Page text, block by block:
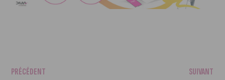
PRÉCÉDENT SUIVANT